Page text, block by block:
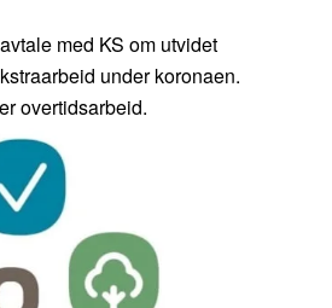
med KS om utvidet
under koronaen.
overtidsarbeid.